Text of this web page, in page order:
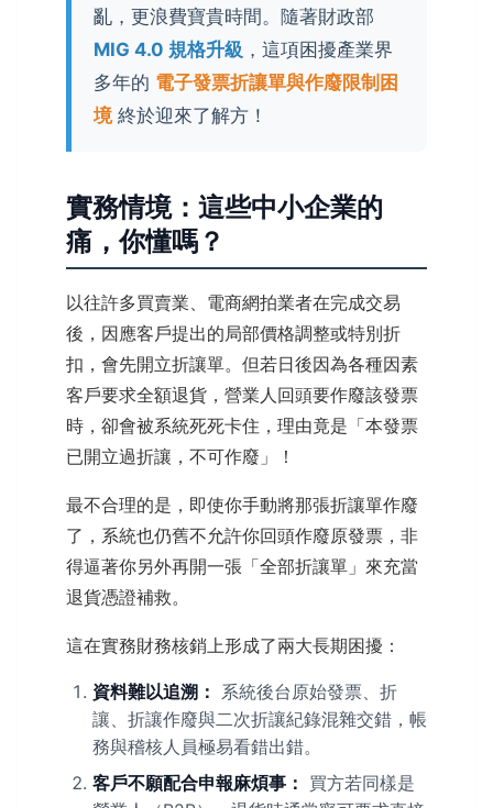
亂，更浪費寶貴時間。隨著財政部
MIG 4.0 規格升級 ，這項困擾產業界
多年的 電子發票折讓單與作廢限制困
境終於迎來了解方！
實務情境：這些中小企業的
痛，你懂嗎？
以往許多買賣業、電商網拍業者在完成交易
後，因應客戶提出的局部價格調整或特別折
扣，會先開立折讓單。但若日後因為各種因素
客戶要求全額退貨，營業人回頭要作廢該發票
時，卻會被系統死死卡住，理由竟是「本發票
已開立過折讓，不可作廢」！
最不合理的是，即使你手動將那張折讓單作廢
了，系統也仍舊不允許你回頭作廢原發票，非
得逼著你另外再開一張「全部折讓單」來充當
退貨憑證補救。
這在實務財務核銷上形成了兩大長期困擾：
資料難以追溯： 系統後台原始發票、折
讓、折讓作廢與二次折讓紀錄混雜交錯，帳
務與稽核人員極易看錯出錯。
客戶不願配合申報麻煩事： 買方若同樣是